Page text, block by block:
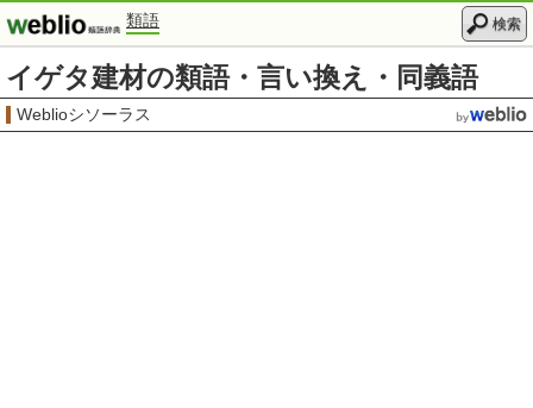
類語 検索
イゲタ建材の類語・言い換え・同義語
Weblioシソーラス